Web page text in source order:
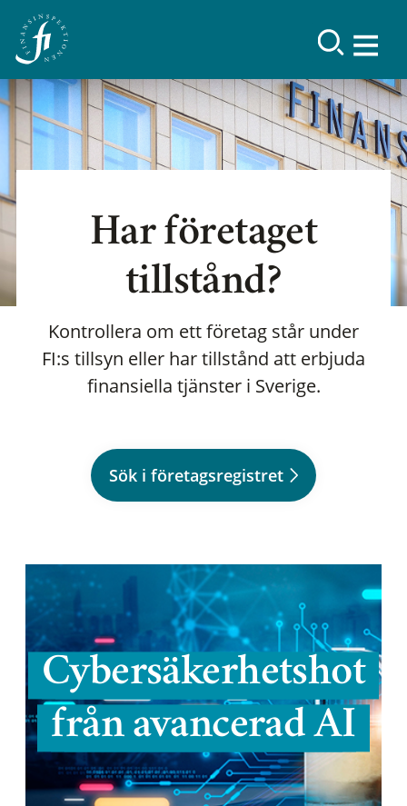
Har företaget
tillstånd?
Kontrollera om ett företag står under
FI:s tillsyn eller har tillstånd att erbjuda
finansiella tjänster i Sverige.
Sök i företagsregistret
Cybersäkerhetshot
från avancerad AI